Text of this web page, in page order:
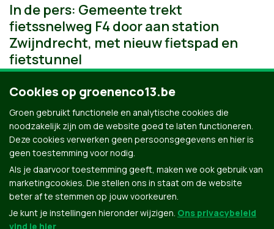
In de pers: Gemeente trekt
fietssnelweg F4 door aan station
Zwijndrecht, met nieuw fietspad en
fietstunnel
Cookies op groenenco13.be
Groen gebruikt functionele en analytische cookies die
noodzakelijk zijn om de website goed te laten functioneren.
Deze cookies verwerken geen persoonsgegevens en hier is
geen toestemming voor nodig.
Als je daarvoor toestemming geeft, maken we ook gebruik van
marketingcookies. Die stellen ons in staat om de website
beter af te stemmen op jouw voorkeuren.
Je kunt je instellingen hieronder wijzigen. Ons privacybeleid
vind je hier